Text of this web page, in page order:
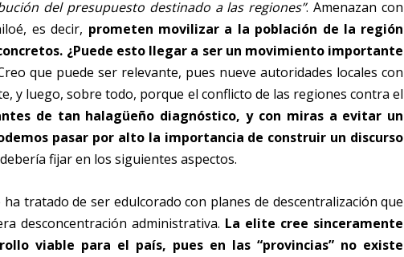
del presupuesto destinado a las regiones”. Amenazan con
es decir, prometen movilizar a la población de la región
¿Puede esto llegar a ser un movimiento importante
que puede ser relevante, pues nueve autoridades locales con
y luego, sobre todo, porque el conflicto de las regiones contra el
de tan halagüeño diagnóstico, y con miras a evitar un
pasar por alto la importancia de construir un discurso
fijar en los siguientes aspectos.
tratado de ser edulcorado con planes de descentralización que
desconcentración administrativa. La elite cree sinceramente
viable para el país, pues en las “provincias” no existe